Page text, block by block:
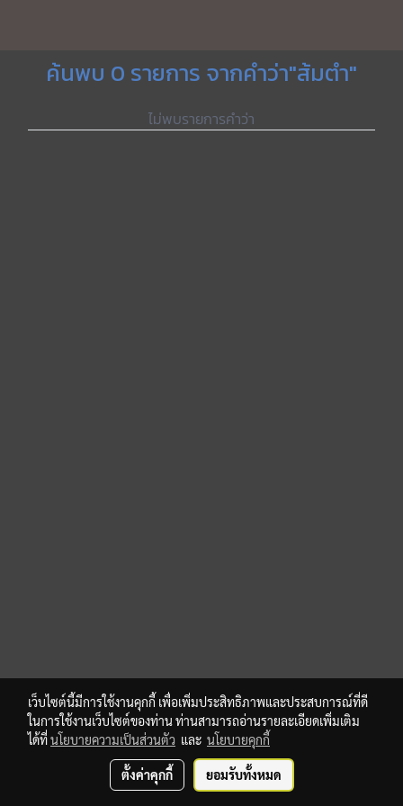
ค้นพบ 0 รายการ จากคำว่า"ส้มตำ"
ไม่พบรายการคำว่า
เว็บไซต์นี้มีการใช้งานคุกกี้ เพื่อเพิ่มประสิทธิภาพและประสบการณ์ที่ดี
ในการใช้งานเว็บไซต์ของท่าน ท่านสามารถอ่านรายละเอียดเพิ่มเติม
ได้ที่นโยบายความเป็นส่วนตัว และ นโยบายคุกกี้
ตั้งค่าคุกกี้ ยอมรับทั้งหมด